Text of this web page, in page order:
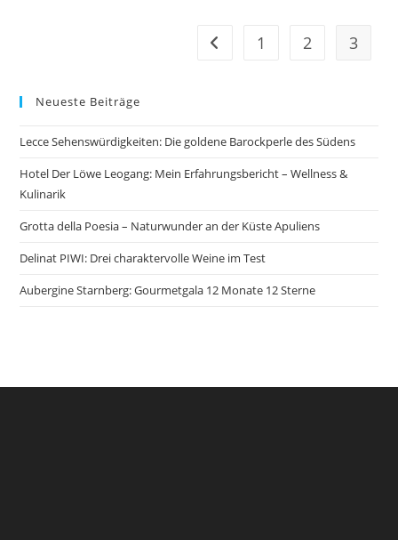
Zur vorherigen Seite
1 2 3
Neueste Beiträge
Lecce Sehenswürdigkeiten: Die goldene Barockperle des Südens
Hotel Der Löwe Leogang: Mein Erfahrungsbericht – Wellness &
Kulinarik
Grotta della Poesia – Naturwunder an der Küste Apuliens
Delinat PIWI: Drei charaktervolle Weine im Test
Aubergine Starnberg: Gourmetgala 12 Monate 12 Sterne